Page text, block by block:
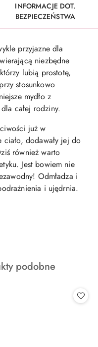
INFORMACJE DOT.
BEZPIECZEŃSTWA
przyjazne dla
niezbędne
lubią prostotę,
stosunkowo
mydło z
całej rodziny.
już w
ciało, dodawały jej do
również warto
Jest bowiem nie
Odmładza i
i ujędrnia.
podobne